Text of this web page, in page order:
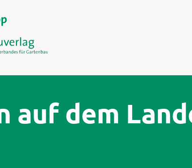
auf dem